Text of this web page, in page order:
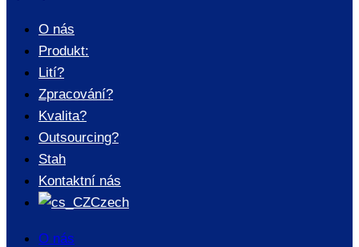
O nás
Produkt:
Lití?
Zpracování?
Kvalita?
Outsourcing?
Stah
Kontaktní nás
Czech
O nás